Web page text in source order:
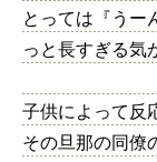
とっては『うー
っと長すぎる気
子供によって反
その旦那の同僚